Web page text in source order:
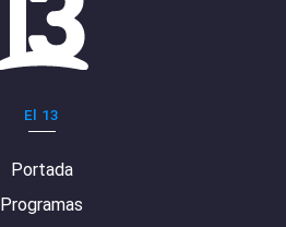
El 13
Portada
Programas